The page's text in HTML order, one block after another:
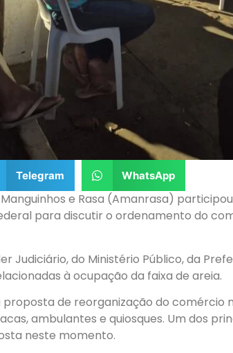
Telegram WhatsApp
e Rasa (Amanrasa)
para discutir o ordenamento do
Judiciário, do Ministério Público, da
à ocupação da faixa de areia.
de reorganização do comércio
ambulantes e quiosques. Um dos
neste momento.